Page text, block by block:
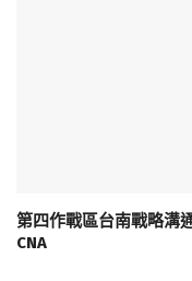
第四作戰區台南戰略
CNA